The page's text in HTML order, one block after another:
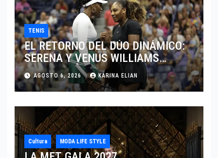
TENIS
EL RETORNO DEL DÚO DINÁMICO:
SERENA Y VENUS WILLIAMS
DISPUTARÁN LOS DOBLES EN
CINCINNATI 2026
AGOSTO 6, 2026 KARINA ELIAN
Cultura MODA LIFE STYLE